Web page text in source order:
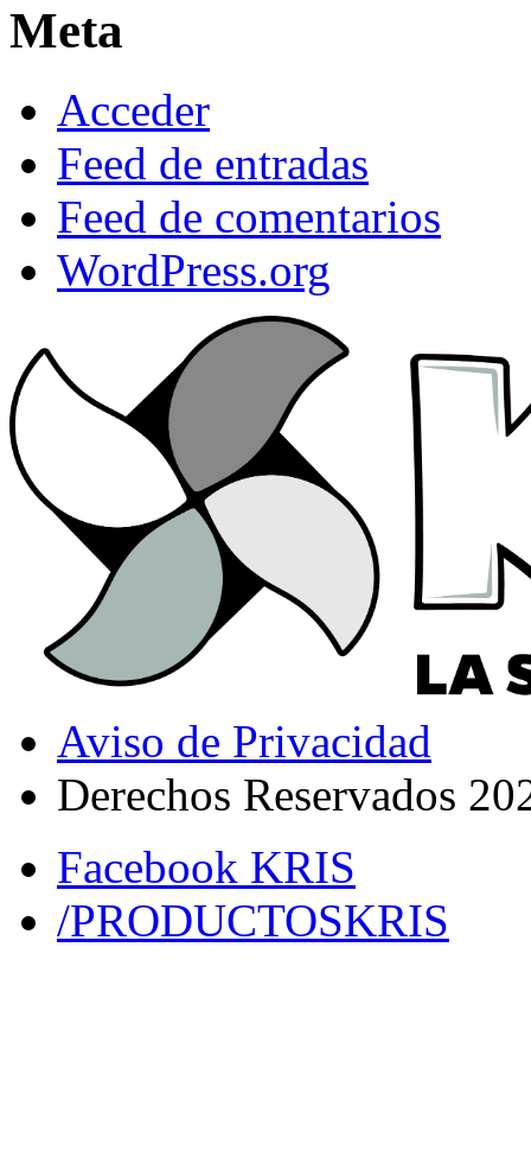
Meta
Acceder
Feed de entradas
Feed de comentarios
WordPress.org
Aviso de Privacidad
Derechos Reservados
Facebook KRIS
/PRODUCTOSKRIS